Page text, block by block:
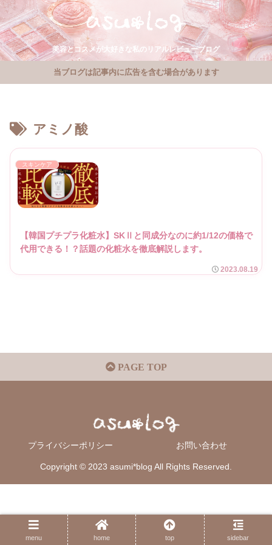
美容とコスメが大好きな私のリアルレビューブログ
当ブログは記事内に広告を含む場合があります
アミノ酸
スキンケア
【韓国プチプラ化粧水】SKⅡと同成分なのに約1/12の価格で
代用できる！？話題の化粧水を徹底解説します。
2023.08.19
PAGE TOP
プライバシーポリシー お問い合わせ
Copyright © 2023 asumi*blog All Rights Reserved.
menu home top sidebar